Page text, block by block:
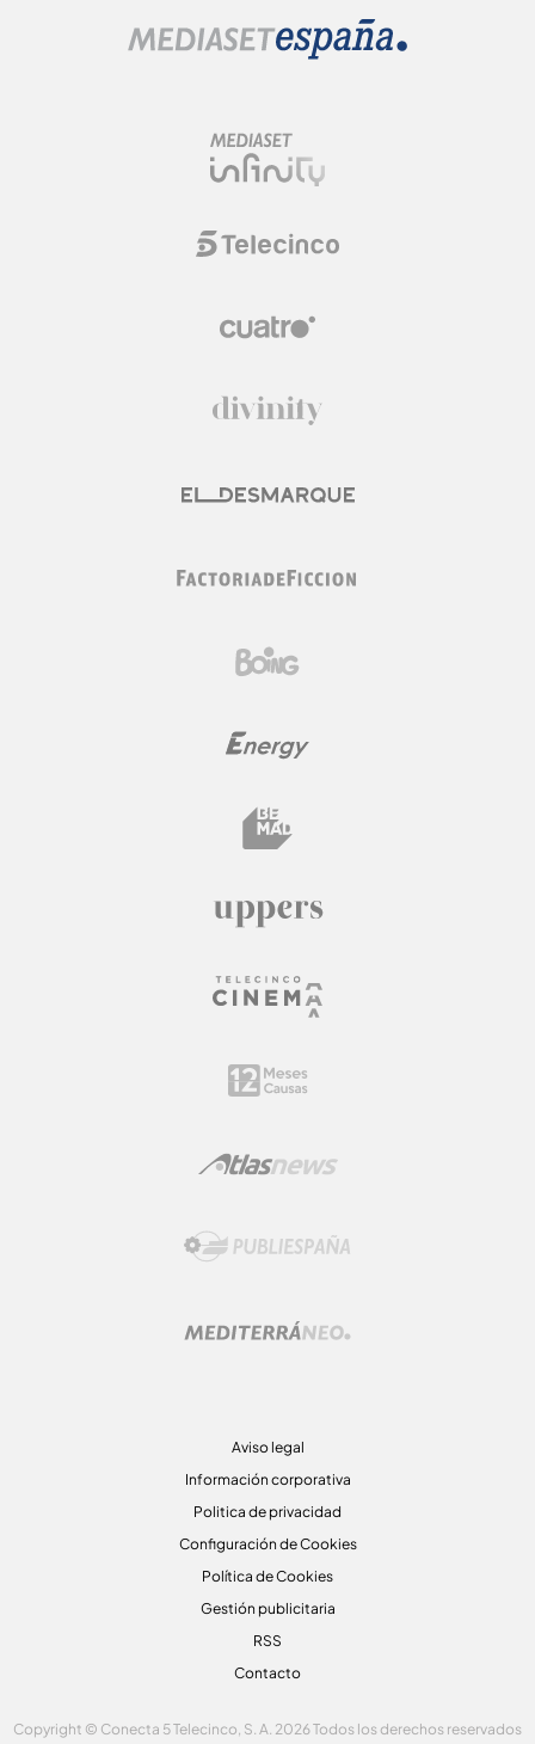
Aviso legal
Información corporativa
Politica de privacidad
Configuración de Cookies
Política de Cookies
Gestión publicitaria
RSS
Contacto
Copyright © Conecta 5 Telecinco, S. A. 2026 Todos los derechos reservados